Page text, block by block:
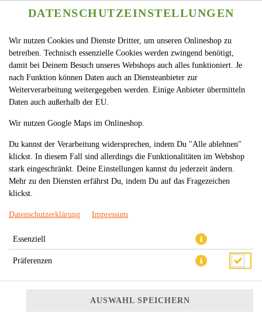
S15. KAPPA MAKI
DATENSCHUTZEINSTELLUNGEN
Wir nutzen Cookies und Dienste Dritter, um unseren Onlineshop zu
betreiben. Technisch essenzielle Cookies werden zwingend benötigt,
damit bei Deinem Besuch unseres Webshops auch alles funktioniert. Je
nach Funktion können Daten auch an Diensteanbieter zur
Weiterverarbeitung weitergegeben werden. Einige Anbieter übermitteln
Daten auch außerhalb der EU.
Wir nutzen Google Maps im Onlineshop.
Du kannst der Verarbeitung widersprechen, indem Du "Alle ablehnen"
klickst. In diesem Fall sind allerdings die Funktionalitäten im Webshop
stark eingeschränkt. Deine Einstellungen kannst du jederzeit ändern.
Mehr zu den Diensten erfährst Du, indem Du auf das Fragezeichen
klickst.
Datenschutzerklärung Impressum
Essenziell
Präferenzen
AUSWAHL SPEICHERN